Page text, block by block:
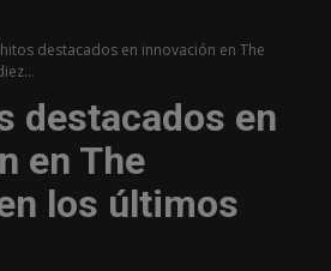
destacados en innovación en The
destacados en
en The
los últimos